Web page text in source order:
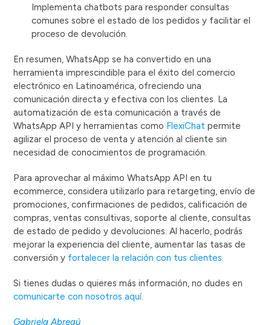
Implementa chatbots para responder consultas
comunes sobre el estado de los pedidos y facilitar el
proceso de devolución.
En resumen, WhatsApp se ha convertido en una
herramienta imprescindible para el éxito del comercio
electrónico en Latinoamérica, ofreciendo una
comunicación directa y efectiva con los clientes. La
automatización de esta comunicación a través de
WhatsApp API y herramientas como FlexiChat permite
agilizar el proceso de venta y atención al cliente sin
necesidad de conocimientos de programación.
Para aprovechar al máximo WhatsApp API en tu
ecommerce, considera utilizarlo para retargeting, envío de
promociones, confirmaciones de pedidos, calificación de
compras, ventas consultivas, soporte al cliente, consultas
de estado de pedido y devoluciones. Al hacerlo, podrás
mejorar la experiencia del cliente, aumentar las tasas de
conversión y fortalecer la relación con tus clientes.
Si tienes dudas o quieres más información, no dudes en
comunicarte con nosotros aquí.
Gabriela Abregú